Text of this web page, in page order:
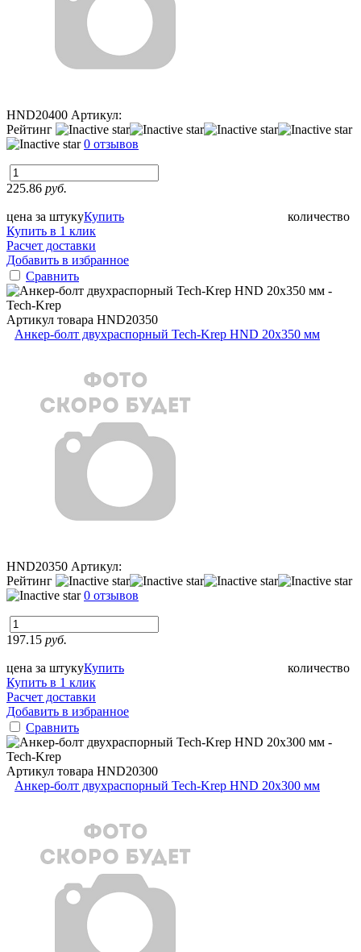
HND20400 Артикул:
Рейтинг
0 отзывов
225.86 руб.
цена за штуку количество
Купить
Купить в 1 клик
Расчет доставки
Добавить в избранное
Сравнить
Артикул товара HND20350
Анкер-болт двухраспорный Tech-Krep HND 20х350 мм
HND20350 Артикул:
Рейтинг
0 отзывов
197.15 руб.
цена за штуку количество
Купить
Купить в 1 клик
Расчет доставки
Добавить в избранное
Сравнить
Артикул товара HND20300
Анкер-болт двухраспорный Tech-Krep HND 20х300 мм